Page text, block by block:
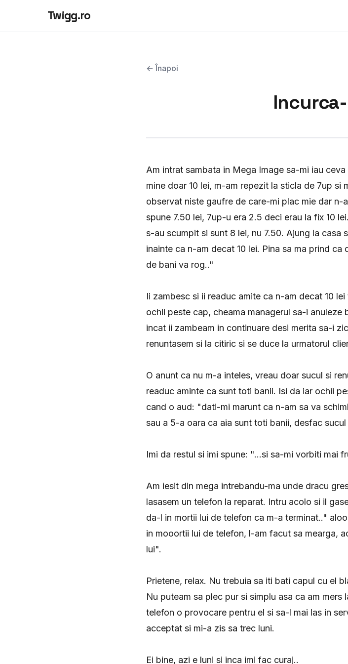
Twigg.ro
← Înapoi
Am intrat sambata in Mega Image sa-mi iau
mine doar 10 lei, m-am repezit la sticla de 7up si
observat niste gaufre de care-mi plac mie dar n-
spune 7.50 lei, 7up-u era 2.5 deci erau la fix 10
s-au scumpit si sunt 8 lei, nu 7.50. Ajung la
inainte ca n-am decat 10 lei. Pina sa ma prind
de bani va rog.."
Ii zambesc si ii readuc amite ca n-am decat 10
ochii peste cap, cheama managerul sa-i
incat ii zambeam in continuare desi merita sa-i
renuntasem si la citiric si se duce la urmatorul
O anunt ca nu m-a inteles, vreau doar sucul si
readuc aminte ca sunt toti banii. Isi da iar ochii
cand o aud: "dati-mi marunt ca n-am sa va
sau a 5-a oara ca aia sunt toti banii, desfac
Imi da restul si imi spune: "...si sa-mi vorbiti mai
Am iesit din mega intrebandu-ma unde dracu
lasasem un telefon la reparat. Intru acolo si il
da-l in mortii lui de telefon ca m-a terminat.."
in mooortii lui de telefon, l-am facut sa mearga,
lui".
Prietene, relax. Nu trebuia sa iti bati capul cu el
Nu puteam sa plec pur si simplu asa ca am
telefon o provocare pentru el si sa-l mai las in
acceptat si mi-a zis sa trec luni.
Ei bine, azi e luni si inca imi fac curaj..